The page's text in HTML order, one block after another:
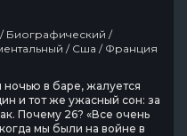
Биографический /
/ Сша / Франция
в баре, жалуется
и тот же ужасный сон: за
Почему 26? «Все очень
мы были на войне в